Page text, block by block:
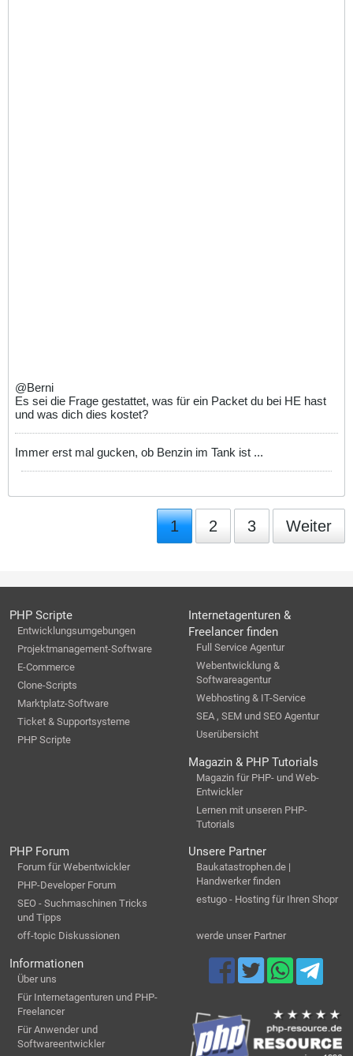
@Berni
Es sei die Frage gestattet, was für ein Packet du bei HE hast
und was dich dies kostet?
Immer erst mal gucken, ob Benzin im Tank ist ...
1 2 3 Weiter
PHP Scripte
Entwicklungsumgebungen
Projektmanagement-Software
E-Commerce
Clone-Scripts
Marktplatz-Software
Ticket & Supportsysteme
PHP Scripte
Internetagenturen &
Freelancer finden
Full Service Agentur
Webentwicklung &
Softwareagentur
Webhosting & IT-Service
SEA , SEM und SEO Agentur
Userübersicht
Magazin & PHP Tutorials
Magazin für PHP- und Web-
Entwickler
Lernen mit unseren PHP-
Tutorials
PHP Forum
Forum für Webentwickler
PHP-Developer Forum
SEO - Suchmaschinen Tricks
und Tipps
off-topic Diskussionen
Unsere Partner
Baukatastrophen.de |
Handwerker finden
estugo - Hosting für Ihren Shopr
werde unser Partner
Informationen
Über uns
Für Internetagenturen und PHP-
Freelancer
Für Anwender und
Softwareentwickler